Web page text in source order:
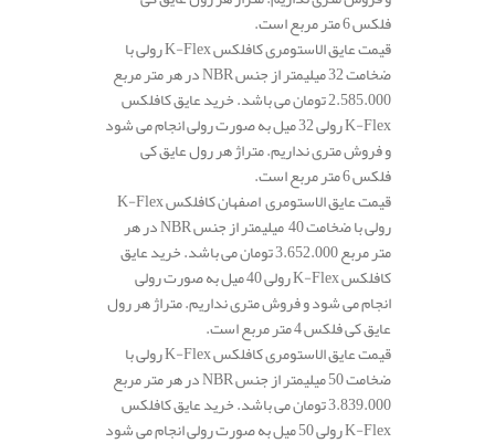
فلکس 6 متر مربع است.
قیمت عایق الاستومری کافلکس K-Flex رولی با
ضخامت 32 میلیمتر از جنس NBR در هر متر مربع
2.585.000 تومان می باشد. خرید عایق کافلکس
K-Flex رولی 32 میل به صورت رولی انجام می شود
و فروش متری نداریم. متراژ هر رول عایق کی
فلکس 6 متر مربع است.
قیمت عایق الاستومری اصفهان کافلکس K-Flex
رولی با ضخامت 40 میلیمتر از جنس NBR در هر
متر مربع 3.652.000 تومان می باشد. خرید عایق
کافلکس K-Flex رولی 40 میل به صورت رولی
انجام می شود و فروش متری نداریم. متراژ هر رول
عایق کی فلکس 4 متر مربع است.
قیمت عایق الاستومری کافلکس K-Flex رولی با
ضخامت 50 میلیمتر از جنس NBR در هر متر مربع
3.839.000 تومان می باشد. خرید عایق کافلکس
K-Flex رولی 50 میل به صورت رولی انجام می شود